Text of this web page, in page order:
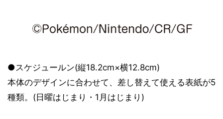
●スケジュールン(縦18.2cm×横12.8cm)
本体のデザインに合わせて、差し替えて使える表紙が5
種類。(日曜はじまり・1月はじまり)